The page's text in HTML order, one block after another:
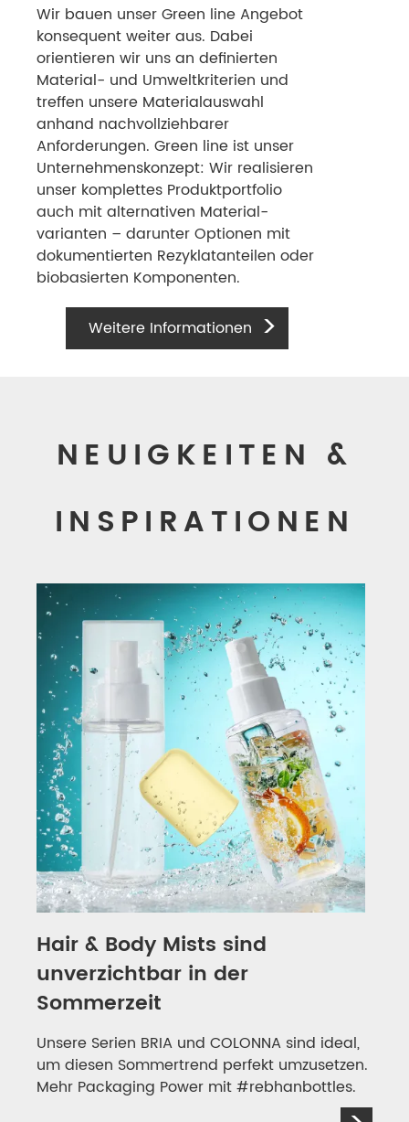
Wir bauen unser Green line Angebot
konsequent weiter aus. Dabei
orientieren wir uns an definierten
Material- und Umweltkriterien und
treffen unsere Materialauswahl
anhand nachvollziehbarer
Anforderungen. Green line ist unser
Unternehmenskonzept: Wir realisieren
unser komplettes Produktportfolio
auch mit alternativen Material­
varianten – darunter Optionen mit
dokumentierten Rezyklat­anteilen oder
biobasierten Komponenten.
Weitere Informationen
NEUIGKEITEN &
INSPIRATIONEN
Hair & Body Mists sind
unverzichtbar in der
Sommerzeit
Unsere Serien BRIA und COLONNA sind ideal,
um diesen Sommertrend perfekt umzusetzen.
Mehr Packaging Power mit #rebhanbottles.